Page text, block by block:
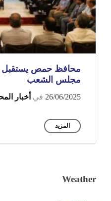
محافظ حمص يستقبل
مجلس الشعب
26/06/2025 في أخبار
المزيد
Weather